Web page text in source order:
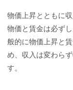
物価上昇とともに
物価と賃金は必ず
般的に物価上昇と
め、収入は変わら
す。